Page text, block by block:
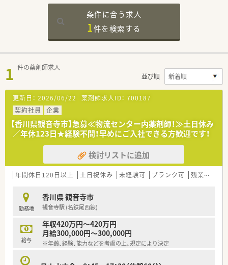
条件に合う求人
1件を検索する
1 件の薬剤師求人
並び順
更新日： 2026/06/22 薬剤師求人ID： 700187
契約社員
企業
【香川県観音寺市】急募≪物流センター内薬剤師！≫土日休み
／年休123日★経験不問！早めにご入社できる方歓迎です！
検討リストに追加
年間休日120日以上 土日祝休み 未経験可 ブランク可 残業なし(ほぼなし含む)
勤務地
香川県 観音寺市
観音寺駅 (名鉄尾西線)
給与
年収420万円～420万円
月給300,000円～300,000円
※年齢、経験、能力などを考慮の上、規定により決定